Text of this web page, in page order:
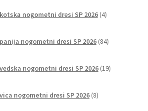
nogometni dresi SP 2026 4izdelki
nogometni dresi SP 2026 84izdelkov
nogometni dresi SP 2026 19izdelkov
nogometni dresi SP 2026 8izdelkov